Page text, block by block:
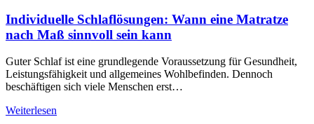
Individuelle Schlaflösungen: Wann eine Matratze
nach Maß sinnvoll sein kann
Guter Schlaf ist eine grundlegende Voraussetzung für Gesundheit,
Leistungsfähigkeit und allgemeines Wohlbefinden. Dennoch
beschäftigen sich viele Menschen erst…
Weiterlesen